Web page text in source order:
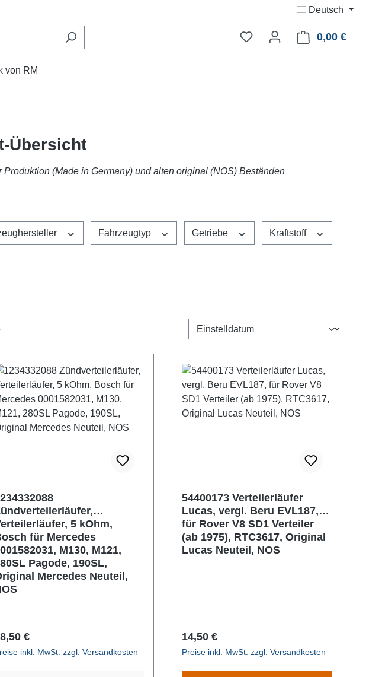
Deutsch
0,00 €
von RM
Übersicht
Produktion (Made in Germany) und alten original (NOS) Beständen
Fahrzeugtyp Getriebe Kraftstoff
5 kOhm,
für Mercedes
M130, M121,
Pagode, 190SL,
Mercedes Neuteil,
Preis:
€
inkl. MwSt. zzgl. Versandkosten
54400173 Verteilerläufer
Lucas, vergl. Beru EVL187,
für Rover V8 SD1 Verteiler
(ab 1975), RTC3617, Original
Lucas Neuteil, NOS
Regulärer Preis:
14,50 €
Preise inkl. MwSt. zzgl. Versandkosten